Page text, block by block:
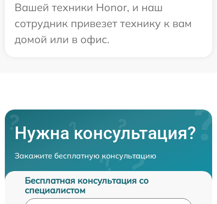
Вашей техники Honor, и наш
сотрудник привезет технику к вам
домой или в офис.
Нужна консультация?
Закажите бесплатную консультацию
Бесплатная консультация со
специалистом